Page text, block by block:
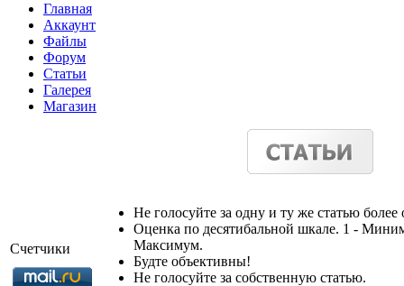
Главная
Аккаунт
Файлы
Форум
Статьи
Галерея
Магазин
Счетчики
Не голосуйте за одну и ту же статью более
Оценка по десятибальной шкале. 1 -
Максимум.
Будте объективны!
Не голосуйте за собственную статью.